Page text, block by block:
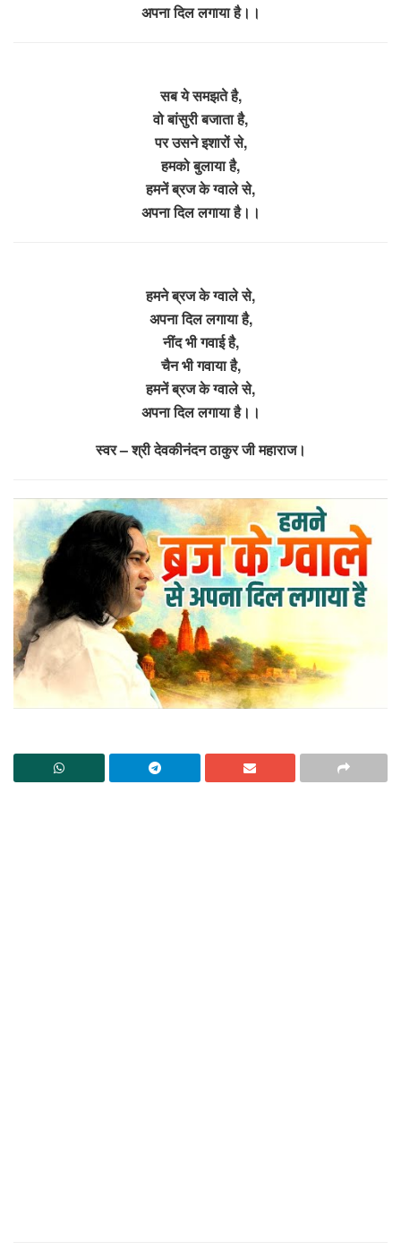
अपना दिल लगाया है।।
सब ये समझते है,
वो बांसुरी बजाता है,
पर उसने इशारों से,
हमको बुलाया है,
हमनें ब्रज के ग्वाले से,
अपना दिल लगाया है।।
हमने ब्रज के ग्वाले से,
अपना दिल लगाया है,
नींद भी गवाई है,
चैन भी गवाया है,
हमनें ब्रज के ग्वाले से,
अपना दिल लगाया है।।
स्वर – श्री देवकीनंदन ठाकुर जी महाराज।